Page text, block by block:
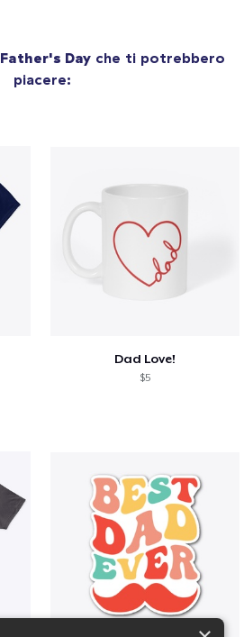
Father's Day che ti potrebbero
piacere:
Dad Love!
$5